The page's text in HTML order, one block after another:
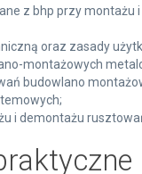
z bhp przy montażu
oraz zasady
montażowych
budowlano
i demontażu